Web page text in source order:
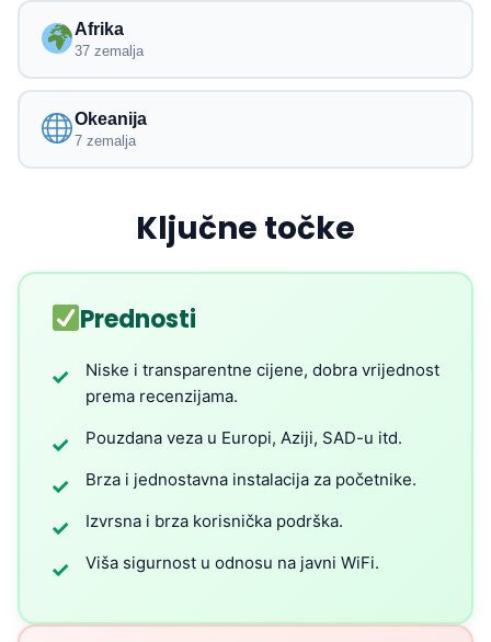
Afrika
37 zemalja
Okeanija
7 zemalja
Ključne točke
Prednosti
✓
Niske i transparentne cijene, dobra vrijednost
prema recenzijama.
✓ Pouzdana veza u Europi, Aziji, SAD-u itd.
✓ Brza i jednostavna instalacija za početnike.
✓ Izvrsna i brza korisnička podrška.
✓ Viša sigurnost u odnosu na javni WiFi.